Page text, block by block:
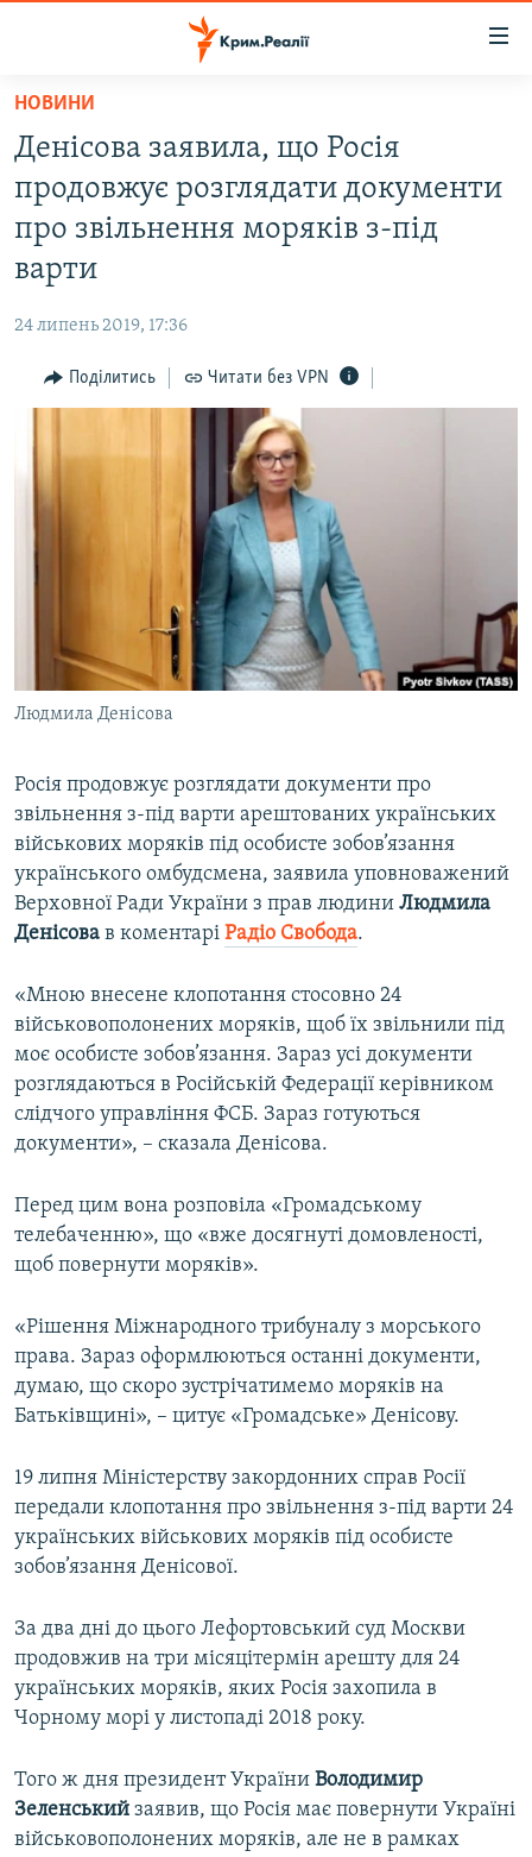
Перейти
основного
матеріалу
Перейти
до
основної
Перейти
пошуку
ВОДА.КРИМ
ВІДЕО ТА ФОТО
ІНТЕРВ'Ю
УКРАЇНСЬКА ПРОБЛЕМА КРИМУ
ІНФОГРАФІКА
ЯК ОБІЙТИ БЛОКУВАННЯ
Русский
ДОЛУЧАЙСЯ!
Усі сайти RFE/RL
НОВИНИ
Денісова заявила, що Росія
продовжує розглядати документи
про звільнення моряків з-під
варти
24 липень 2019, 17:36
Поділитись Читати без VPN
Людмила Денісова
Росія продовжує розглядати документи про
звільнення з-під варти арештованих українських
військових моряків під особисте зобов’язання
українського омбудсмена, заявила уповноважений
Верховної Ради України з прав людини Людмила
Денісова в коментарі Радіо Свобода.
«Мною внесене клопотання стосовно 24
військовополонених моряків, щоб їх звільнили під
моє особисте зобов’язання. Зараз усі документи
розглядаються в Російській Федерації керівником
слідчого управління ФСБ. Зараз готуються
документи», – сказала Денісова.
Перед цим вона розповіла «Громадському
телебаченню», що «вже досягнуті домовленості,
щоб повернути моряків».
«Рішення Міжнародного трибуналу з морського
права. Зараз оформлюються останні документи,
думаю, що скоро зустрічатимемо моряків на
Батьківщині», – цитує «Громадське» Денісову.
19 липня Міністерству закордонних справ Росії
передали клопотання про звільнення з-під варти 24
українських військових моряків під особисте
зобов’язання Денісової.
За два дні до цього Лефортовський суд Москви
продовжив на три місяцітермін арешту для 24
українських моряків, яких Росія захопила в
Чорному морі у листопаді 2018 року.
Того ж дня президент України Володимир
Зеленський заявив, що Росія має повернути Україні
військовополонених моряків, але не в рамках